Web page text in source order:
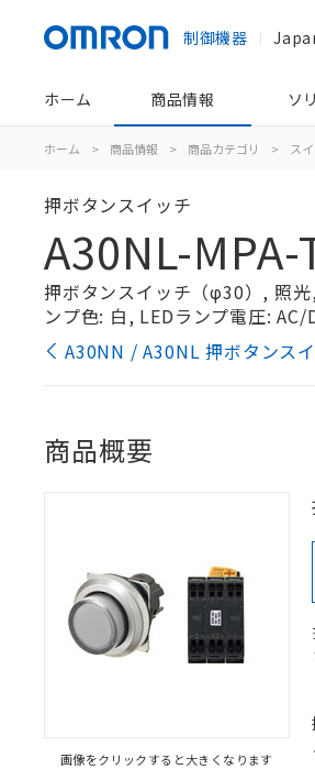
制御機器
ホーム 商品情報 ソ
ホーム > 商品情報 > 商品カテゴリ > ス
押ボタンスイッチ
A30NL-
押ボタンスイッチ（φ30）, 照
ンプ色: 白, LEDランプ電圧: AC/
A30NN / A30NL 押ボタンス
商品概要
画像をクリックすると大きくなります